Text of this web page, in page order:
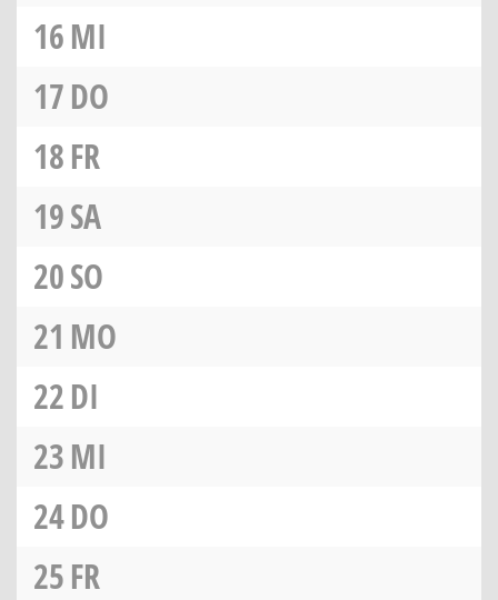
16MI
17DO
18FR
19SA
20SO
21 MO
22DI
23MI
24DO
25FR